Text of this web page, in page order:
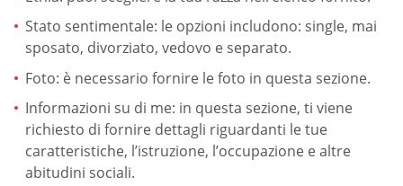
Stato sentimentale: le opzioni includono: single, mai
sposato, divorziato, vedovo e separato.
Foto: è necessario fornire le foto in questa sezione.
Informazioni su di me: in questa sezione, ti viene
richiesto di fornire dettagli riguardanti le tue
caratteristiche, l’istruzione, l’occupazione e altre
abitudini sociali.